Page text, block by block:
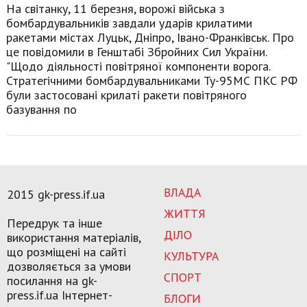
На світанку, 11 березня, ворожі війська з
бомбардувальників завдали ударів крилатими
ракетами містах Луцьк, Дніпро, Івано-Франківськ. Про
це повідомили в Генштабі Збройних Сил України.
"Щодо діяльності повітряної компоненти ворога.
Стратегічними бомбардувальниками Ту-95МС ПКС РФ
були застосовані крилаті ракети повітряного
базування по
ВЛАДА
ЖИТТЯ
ДІЛО
КУЛЬТУРА
СПОРТ
БЛОГИ
2015 gk-press.if.ua
Передрук та інше
використання матеріалів,
що розміщені на сайті
дозволяється за умови
посилання на gk-
press.if.ua Інтернет-